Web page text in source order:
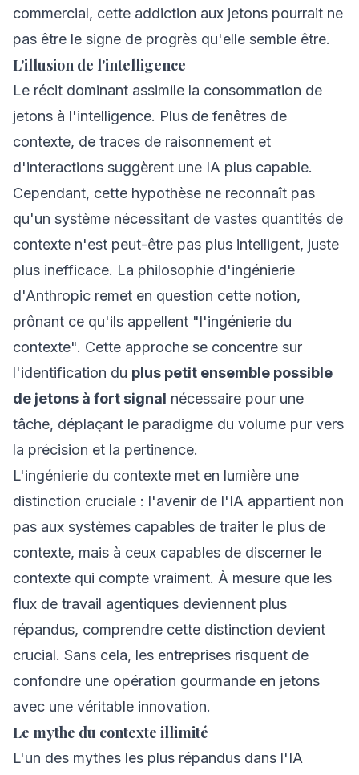
commercial, cette addiction aux jetons pourrait ne
pas être le signe de progrès qu'elle semble être.
L'illusion de l'intelligence
Le récit dominant assimile la consommation de
jetons à l'intelligence. Plus de fenêtres de
contexte, de traces de raisonnement et
d'interactions suggèrent une IA plus capable.
Cependant, cette hypothèse ne reconnaît pas
qu'un système nécessitant de vastes quantités de
contexte n'est peut-être pas plus intelligent, juste
plus inefficace. La philosophie d'ingénierie
d'Anthropic remet en question cette notion,
prônant ce qu'ils appellent "l'ingénierie du
contexte". Cette approche se concentre sur
l'identification du plus petit ensemble possible
de jetons à fort signal nécessaire pour une
tâche, déplaçant le paradigme du volume pur vers
la précision et la pertinence.
L'ingénierie du contexte met en lumière une
distinction cruciale : l'avenir de l'IA appartient non
pas aux systèmes capables de traiter le plus de
contexte, mais à ceux capables de discerner le
contexte qui compte vraiment. À mesure que les
flux de travail agentiques deviennent plus
répandus, comprendre cette distinction devient
crucial. Sans cela, les entreprises risquent de
confondre une opération gourmande en jetons
avec une véritable innovation.
Le mythe du contexte illimité
L'un des mythes les plus répandus dans l'IA